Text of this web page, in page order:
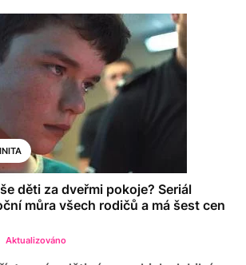
děti za dveřmi pokoje? Seriál
můra všech rodičů a má šest cen
Aktualizováno